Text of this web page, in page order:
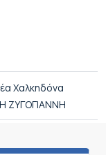
Χαλκηδόνα
ΖΥΓΟΓΙΑΝΝΗ